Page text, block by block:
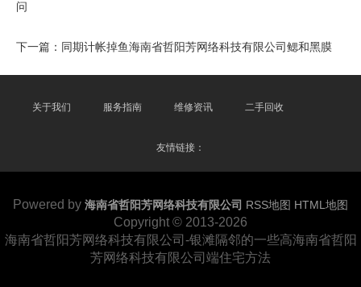
问
下一篇： 同期计帐掉鱼海南省哲阳芳网络科技有限公司鳃和黑膜
关于我们 服务指南 维修资讯 二手回收
友情链接：
Powered by 海南省哲阳芳网络科技有限公司 RSS地图 HTML地图
Copyright © 2013-2026
海南省哲阳芳网络科技有限公司-银滩隔邻的一些高海南省哲阳
芳网络科技有限公司端住宅方法